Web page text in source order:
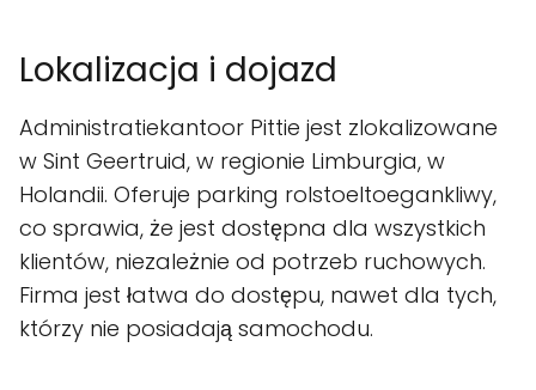
Lokalizacja i dojazd
Administratiekantoor Pittie jest zlokalizowane
w Sint Geertruid, w regionie Limburgia, w
Holandii. Oferuje parking rolstoeltoegankliwy,
co sprawia, że jest dostępna dla wszystkich
klientów, niezależnie od potrzeb ruchowych.
Firma jest łatwa do dostępu, nawet dla tych,
którzy nie posiadają samochodu.